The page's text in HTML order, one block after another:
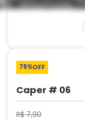
75%OFF
Caper # 06
R$ 7,90